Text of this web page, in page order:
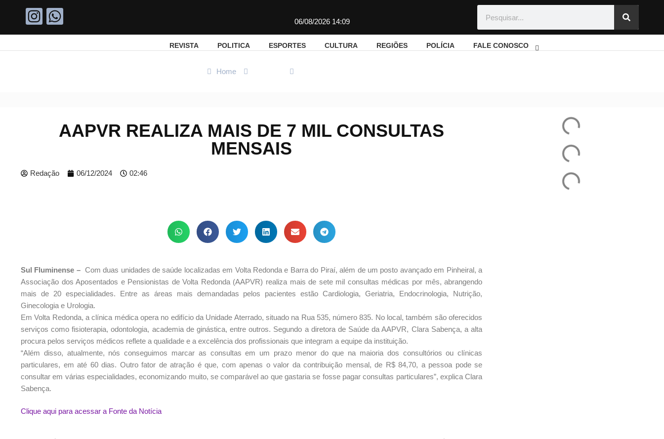
06/08/2026 14:09
REVISTA POLITICA ESPORTES CULTURA REGIÕES POLÍCIA FALE CONOSCO
Home
AAPVR REALIZA MAIS DE 7 MIL CONSULTAS
MENSAIS
Redação 06/12/2024 02:46
Sul Fluminense – Com duas unidades de saúde localizadas em Volta Redonda e Barra do Piraí, além de um posto avançado em Pinheiral, a
Associação dos Aposentados e Pensionistas de Volta Redonda (AAPVR) realiza mais de sete mil consultas médicas por mês, abrangendo
mais de 20 especialidades. Entre as áreas mais demandadas pelos pacientes estão Cardiologia, Geriatria, Endocrinologia, Nutrição,
Ginecologia e Urologia.
Em Volta Redonda, a clínica médica opera no edifício da Unidade Aterrado, situado na Rua 535, número 835. No local, também são oferecidos
serviços como fisioterapia, odontologia, academia de ginástica, entre outros. Segundo a diretora de Saúde da AAPVR, Clara Sabença, a alta
procura pelos serviços médicos reflete a qualidade e a excelência dos profissionais que integram a equipe da instituição.
“Além disso, atualmente, nós conseguimos marcar as consultas em um prazo menor do que na maioria dos consultórios ou clínicas
particulares, em até 60 dias. Outro fator de atração é que, com apenas o valor da contribuição mensal, de R$ 84,70, a pessoa pode se
consultar em várias especialidades, economizando muito, se comparável ao que gastaria se fosse pagar consultas particulares”, explica Clara
Sabença.
Clique aqui para acessar a Fonte da Notícia